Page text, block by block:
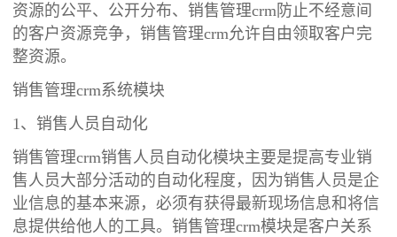
资源的公平、公开分布、销售管理crm防止不经意间
的客户资源竞争，销售管理crm允许自由领取客户完
整资源。
销售管理crm系统模块
1、销售人员自动化
销售管理crm销售人员自动化模块主要是提高专业销
售人员大部分活动的自动化程度，因为销售人员是企
业信息的基本来源，必须有获得最新现场信息和将信
息提供给他人的工具。销售管理crm模块是客户关系